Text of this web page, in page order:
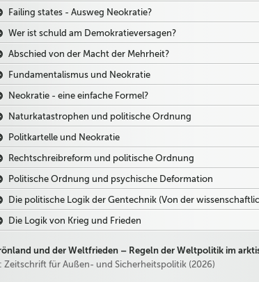
Failing states - Ausweg Neokratie?
Wer ist schuld am Demokratieversagen?
Abschied von der Macht der Mehrheit?
Fundamentalismus und Neokratie
Neokratie - eine einfache Formel?
Naturkatastrophen und politische Ordnung
Politkartelle und Neokratie
Rechtschreibreform und politische Ordnung
Politische Ordnung und psychische Deformation
Die politische Logik der Gentechnik (Von der
Die Logik von Krieg und Frieden
und der Weltfrieden – Regeln der Weltpolitik im
Zeitschrift für Außen- und Sicherheitspolitik (2026)